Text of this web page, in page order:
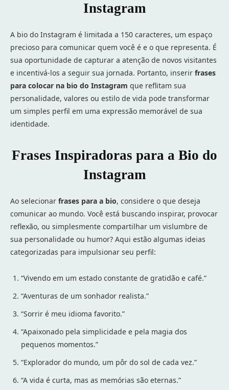
Instagram
A bio do Instagram é limitada a 150 caracteres, um espaço
precioso para comunicar quem você é e o que representa. É
sua oportunidade de capturar a atenção de novos visitantes
e incentivá-los a seguir sua jornada. Portanto, inserir frases
para colocar na bio do Instagram que reflitam sua
personalidade, valores ou estilo de vida pode transformar
um simples perfil em uma expressão memorável de sua
identidade.
Frases Inspiradoras para a Bio do
Instagram
Ao selecionar frases para a bio, considere o que deseja
comunicar ao mundo. Você está buscando inspirar, provocar
reflexão, ou simplesmente compartilhar um vislumbre de
sua personalidade ou humor? Aqui estão algumas ideias
categorizadas para impulsionar seu perfil:
“Vivendo em um estado constante de gratidão e café.”
“Aventuras de um sonhador realista.”
“Sorrir é meu idioma favorito.”
“Apaixonado pela simplicidade e pela magia dos
pequenos momentos.”
“Explorador do mundo, um pôr do sol de cada vez.”
“A vida é curta, mas as memórias são eternas.”